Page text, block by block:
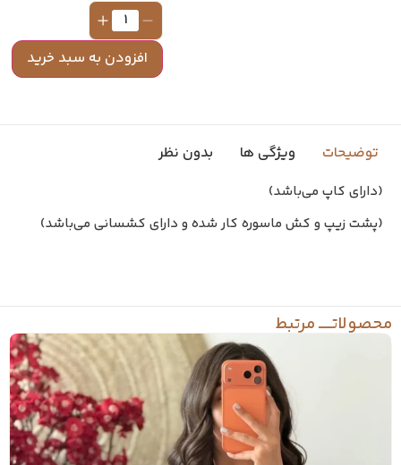
افزودن به سبد خرید
توضیحات ویژگی ها بدون نظر
(دارای کاپ می‌باشد)
(پشت زیپ و کش ماسوره کار شده و دارای کشسانی می‌باشد)
محصولاتـــــ مرتبط